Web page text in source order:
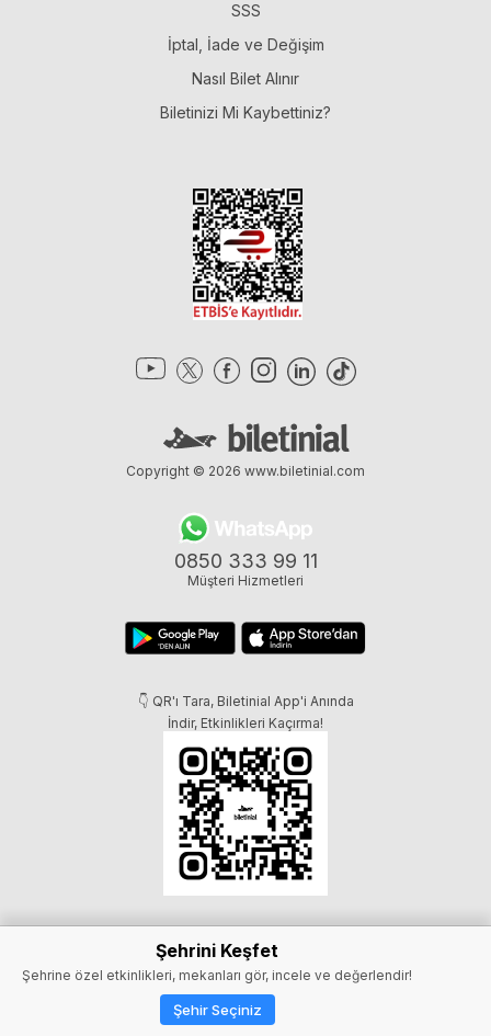
Şehrini Keşfet
Şehrine özel etkinlikleri, mekanları gör, incele ve değerlendir!
Şehir Seçiniz
SSS
İptal, İade ve Değişim
Nasıl Bilet Alınır
Biletinizi Mi Kaybettiniz?
0850 333 99 11
Müşteri Hizmetleri
👇 QR'ı Tara, Biletinial App'i Anında
İndir, Etkinlikleri Kaçırma!
Copyright © 2026 www.biletinial.com